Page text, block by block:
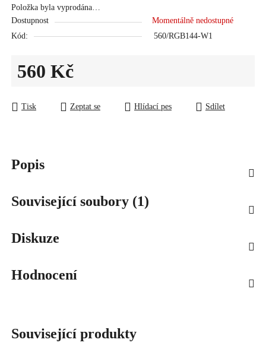
Položka byla vyprodána…
Dostupnost
Momentálně nedostupné
Kód:
560/RGB144-W1
560 Kč
Tisk Zeptat se Hlídací pes Sdílet
Popis
Související soubory (1)
Diskuze
Hodnocení
Související produkty